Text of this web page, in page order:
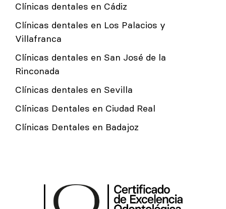
Clínicas dentales en Cádiz
Clínicas dentales en Los Palacios y
Villafranca
Clínicas dentales en San José de la
Rinconada
Clínicas dentales en Sevilla
Clínicas Dentales en Ciudad Real
Clínicas Dentales en Badajoz